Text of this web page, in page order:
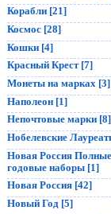
Корабли [21]
Космос [28]
Кошки [4]
Красный Крест [7]
Монеты на марках [3]
Наполеон [1]
Непочтовые марки [8]
Нобелевские
Новая Россия Полные
годовые наборы [1]
Новая Россия [42]
Новый Год [5]